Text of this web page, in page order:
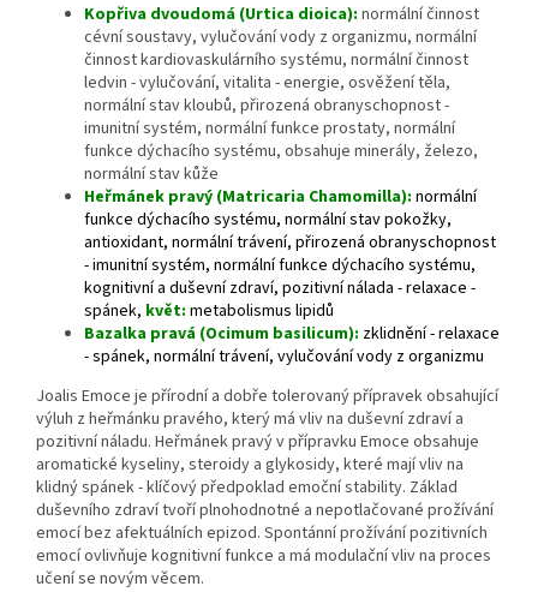
Kopřiva dvoudomá (Urtica dioica): normální činnost
cévní soustavy, vylučování vody z organizmu, normální
činnost kardiovaskulárního systému, normální činnost
ledvin - vylučování, vitalita - energie, osvěžení těla,
normální stav kloubů, přirozená obranyschopnost -
imunitní systém, normální funkce prostaty, normální
funkce dýchacího systému, obsahuje minerály, železo,
normální stav kůže
Heřmánek pravý (Matricaria Chamomilla): normální
funkce dýchacího systému, normální stav pokožky,
antioxidant, normální trávení, přirozená obranyschopnost
- imunitní systém, normální funkce dýchacího systému,
kognitivní a duševní zdraví, pozitivní nálada - relaxace -
spánek, květ: metabolismus lipidů
Bazalka pravá (Ocimum basilicum): zklidnění - relaxace
- spánek, normální trávení, vylučování vody z organizmu
Joalis Emoce je přírodní a dobře tolerovaný přípravek obsahující
výluh z heřmánku pravého, který má vliv na duševní zdraví a
pozitivní náladu. Heřmánek pravý v přípravku Emoce obsahuje
aromatické kyseliny, steroidy a glykosidy, které mají vliv na
klidný spánek - klíčový předpoklad emoční stability. Základ
duševního zdraví tvoří plnohodnotné a nepotlačované prožívání
emocí bez afektuálních epizod. Spontánní prožívání pozitivních
emocí ovlivňuje kognitivní funkce a má modulační vliv na proces
učení se novým věcem.